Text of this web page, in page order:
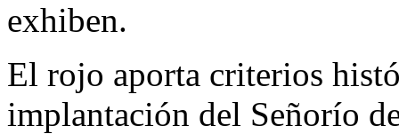
exhiben.
El rojo aporta criterios
implantación del Señorío